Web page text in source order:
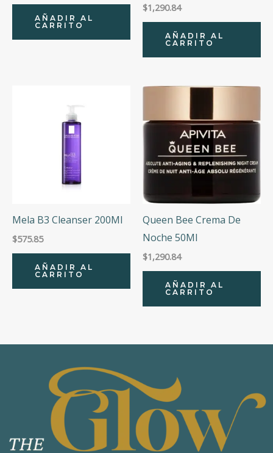
AÑADIR AL
CARRITO
$1,290.84
AÑADIR AL
CARRITO
Mela B3 Cleanser 200Ml
$575.85
AÑADIR AL
CARRITO
Queen Bee Crema De
Noche 50Ml
$1,290.84
AÑADIR AL
CARRITO